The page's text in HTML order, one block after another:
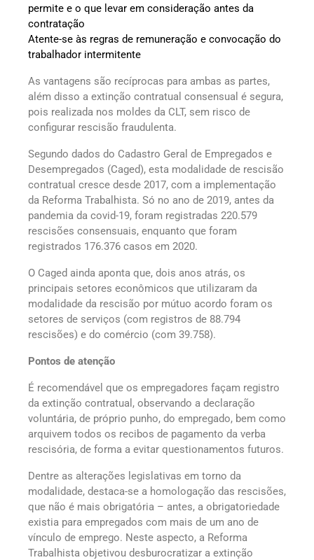
permite e o que levar em consideração antes da
contratação
Atente-se às regras de remuneração e convocação do
trabalhador intermitente
As vantagens são recíprocas para ambas as partes,
além disso a extinção contratual consensual é segura,
pois realizada nos moldes da CLT, sem risco de
configurar rescisão fraudulenta.
Segundo dados do Cadastro Geral de Empregados e
Desempregados (Caged), esta modalidade de rescisão
contratual cresce desde 2017, com a implementação
da Reforma Trabalhista. Só no ano de 2019, antes da
pandemia da covid-19, foram registradas 220.579
rescisões consensuais, enquanto que foram
registrados 176.376 casos em 2020.
O Caged ainda aponta que, dois anos atrás, os
principais setores econômicos que utilizaram da
modalidade da rescisão por mútuo acordo foram os
setores de serviços (com registros de 88.794
rescisões) e do comércio (com 39.758).
Pontos de atenção
É recomendável que os empregadores façam registro
da extinção contratual, observando a declaração
voluntária, de próprio punho, do empregado, bem como
arquivem todos os recibos de pagamento da verba
rescisória, de forma a evitar questionamentos futuros.
Dentre as alterações legislativas em torno da
modalidade, destaca-se a homologação das rescisões,
que não é mais obrigatória – antes, a obrigatoriedade
existia para empregados com mais de um ano de
vínculo de emprego. Neste aspecto, a Reforma
Trabalhista objetivou desburocratizar a extinção